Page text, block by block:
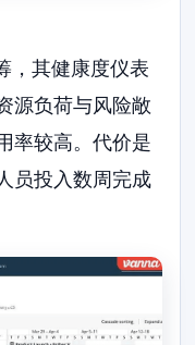
，其健康度仪表
源负荷与风险敞
率较高。代价是
员投入数周完成